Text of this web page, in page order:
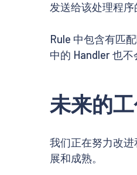
发送给该处理程
Rule 中包含有匹
中的 Handler 也不
未来的
我们正在努力改
展和成熟。